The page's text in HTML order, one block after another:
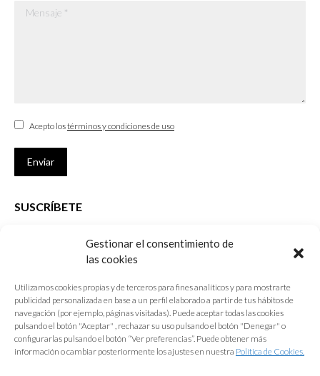
Gestionar el consentimiento de
las cookies
Utilizamos cookies propias y de terceros para fines analíticos y para mostrarte
publicidad personalizada en base a un perfil elaborado a partir de tus hábitos de
navegación (por ejemplo, páginas visitadas). Puede aceptar todas las cookies
pulsando el botón "Aceptar" , rechazar su uso pulsando el botón "Denegar" o
configurarlas pulsando el botón “Ver preferencias”. Puede obtener más
información o cambiar posteriormente los ajustes en nuestra Política de Cookies.
Mensaje *
Acepto lostérminos y condiciones de uso
Enviar
SUSCRÍBETE
que desarrolla el Colegio de Arquitectos de Cádiz
E-mail *
Acepto lostérminos y condiciones de uso